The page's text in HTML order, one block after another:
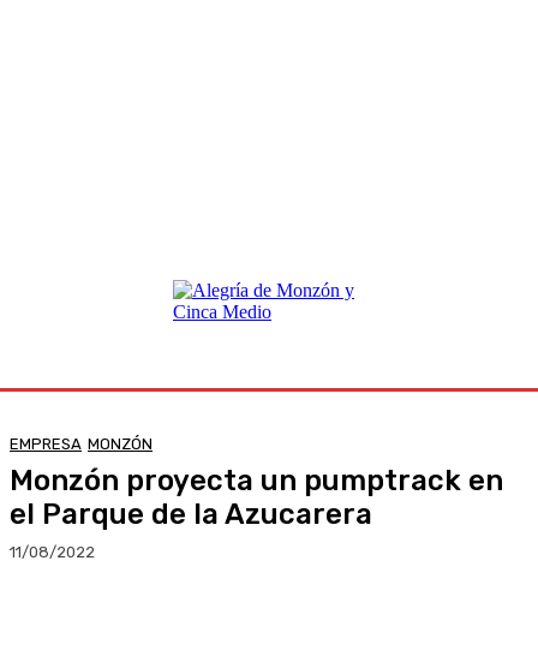
EMPRESA MONZÓN
Monzón proyecta un pumptrack en
el Parque de la Azucarera
11/08/2022